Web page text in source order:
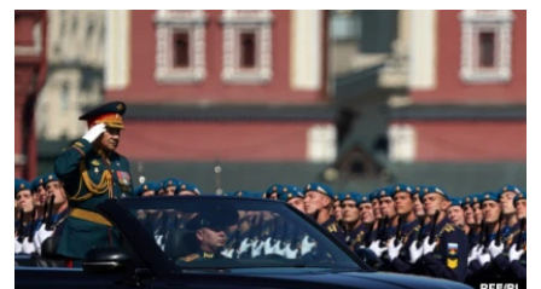
поискуСЕВЕР.РЕАЛИИ
СИБИРЬ.РЕАЛИИ
РАСПИСАНИЕ ВЕЩАНИЯ
ПОДПИШИТЕСЬ НА РАССЫЛКУ
СОЦИАЛЬНЫЕ СЕТИ